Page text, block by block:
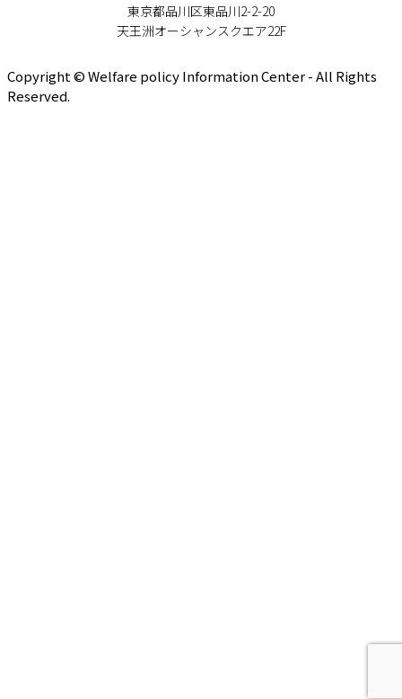
東京都品川区東品川2-2-20
天王洲オーシャンスクエア22F
Copyright © Welfare policy Information Center - All Rights
Reserved.